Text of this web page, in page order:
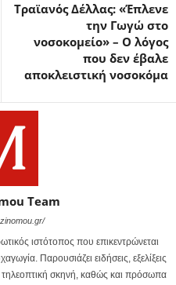
Τραϊανός Δέλλας: «Έπλενε
την Γωγώ στο
νοσοκομείο» – Ο λόγος
που δεν έβαλε
αποκλειστική νοσοκόμα
Team
ιστότοπος που επικεντρώνεται
Παρουσιάζει ειδήσεις, εξελίξεις
τηλεοπτική σκηνή, καθώς και πρόσωπα